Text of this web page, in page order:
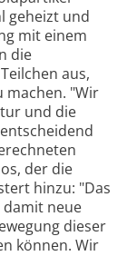
geheizt und
mit einem
die
aus,
machen. "Wir
und die
der die
hinzu: "Das
damit neue
dieser
können. Wir